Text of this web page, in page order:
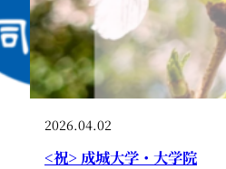
2026.04.02
<祝> 成城大学・大学院